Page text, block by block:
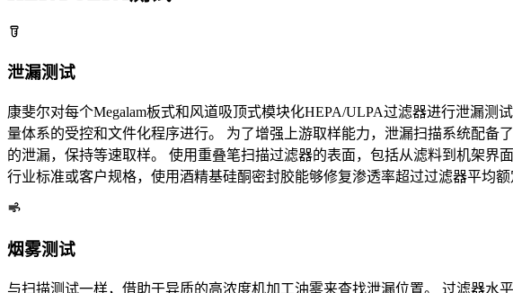
泄漏测试
康斐尔对每个Megalam板式和风道吸顶式模块化HEPA/ULPA过滤器进行泄漏测
量体系的受控和文件化程序进行。 为了增强上游取样能力，泄漏扫描系统配
的泄漏，保持等速取样。 使用重叠笔扫描过滤器的表面，包括从滤料到机架界
行业标准或客户规格，使用酒精基硅酮密封胶能够修复渗透率超过过滤器平均
烟雾测试
与扫描测试一样，借助于异质的高浓度机加工油雾来查找泄漏位置。 过滤器